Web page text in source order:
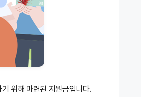
위해 마련된 지원금입니다.